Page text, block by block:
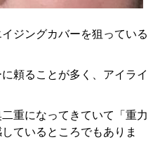
ジングカバーを狙っている
頼ることが多く、アイライ
重になってきていて「重力
ているところでもありま